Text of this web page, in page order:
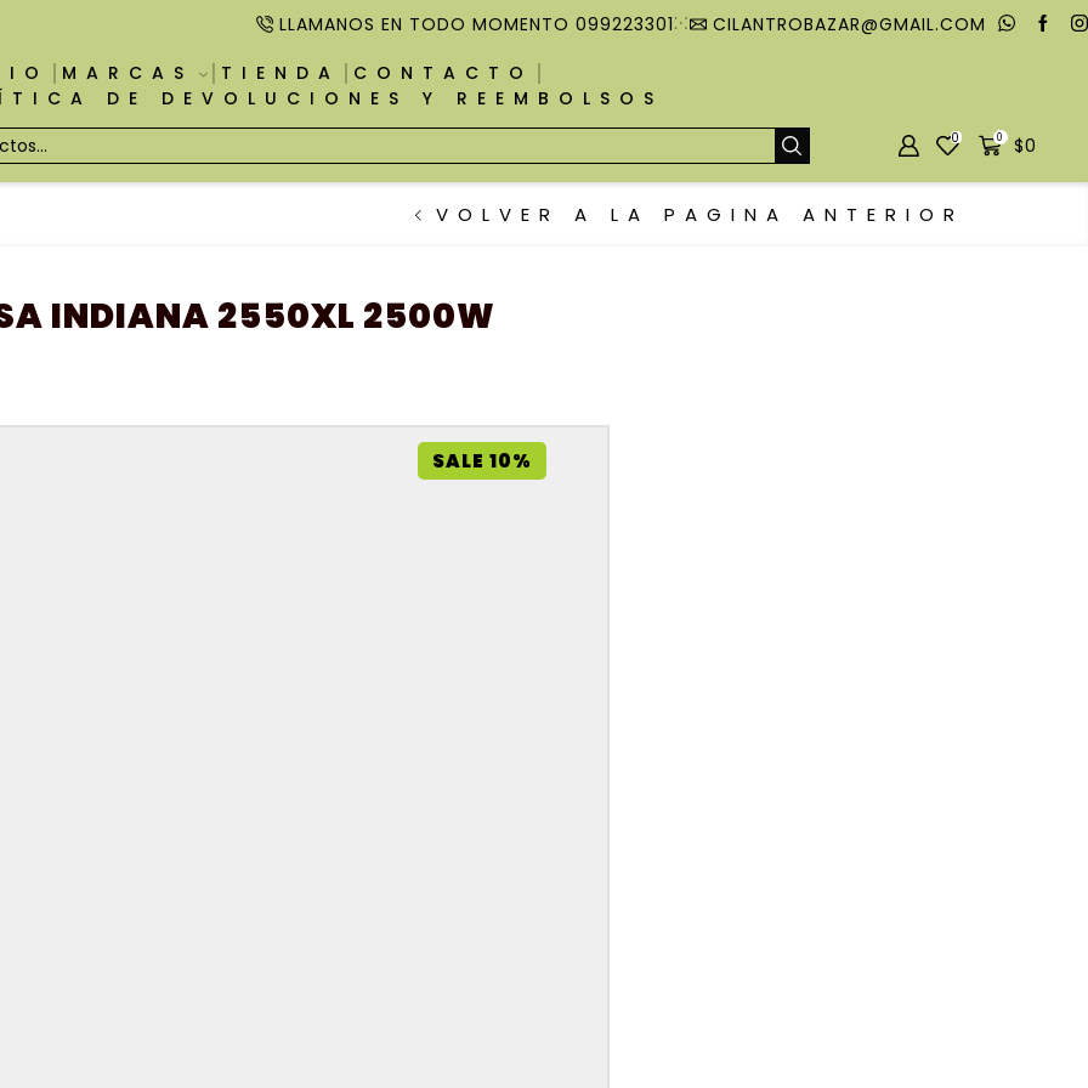
LLAMANOS EN TODO MOMENTO 099223301
CILANTROBAZAR@GMAIL.COM
MARCAS TIENDA
CONTACTO
DE DEVOLUCIONES Y REEMBOLSOS
0 0 $0
VOLVER A LA PAGINA ANTERIOR
INDIANA 2550XL 2500W
SALE 10%